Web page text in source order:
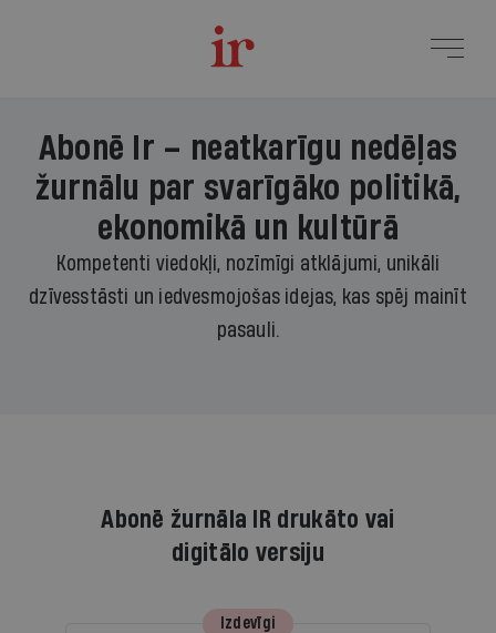
Abonē Ir – neatkarīgu nedēļas
žurnālu par svarīgāko politikā,
ekonomikā un kultūrā
Kompetenti viedokļi, nozīmīgi atklājumi, unikāli
dzīvesstāsti un iedvesmojošas idejas, kas spēj mainīt
pasauli.
Abonē žurnāla IR drukāto vai
digitālo versiju
Izdevīgi